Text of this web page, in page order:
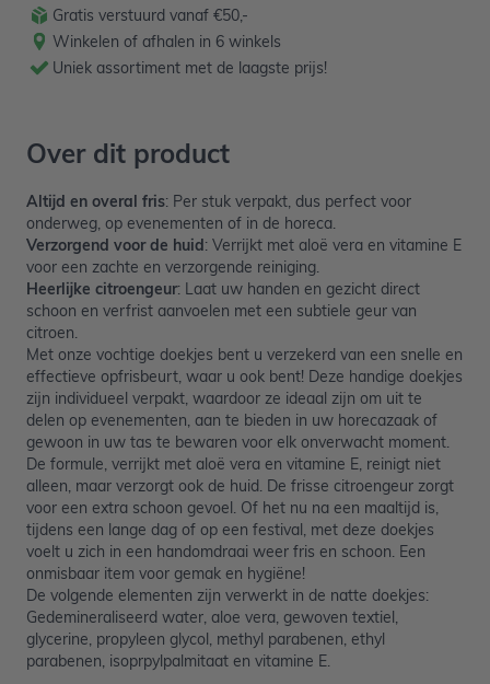
Gratis verstuurd vanaf €50,-
Winkelen of afhalen in 6 winkels
Uniek assortiment met de laagste prijs!
Over dit product
Altijd en overal fris: Per stuk verpakt, dus perfect voor
onderweg, op evenementen of in de horeca.
Verzorgend voor de huid: Verrijkt met aloë vera en vitamine E
voor een zachte en verzorgende reiniging.
Heerlijke citroengeur: Laat uw handen en gezicht direct
schoon en verfrist aanvoelen met een subtiele geur van
citroen.
Met onze vochtige doekjes bent u verzekerd van een snelle en
effectieve opfrisbeurt, waar u ook bent! Deze handige doekjes
zijn individueel verpakt, waardoor ze ideaal zijn om uit te
delen op evenementen, aan te bieden in uw horecazaak of
gewoon in uw tas te bewaren voor elk onverwacht moment.
De formule, verrijkt met aloë vera en vitamine E, reinigt niet
alleen, maar verzorgt ook de huid. De frisse citroengeur zorgt
voor een extra schoon gevoel. Of het nu na een maaltijd is,
tijdens een lange dag of op een festival, met deze doekjes
voelt u zich in een handomdraai weer fris en schoon. Een
onmisbaar item voor gemak en hygiëne!
De volgende elementen zijn verwerkt in de natte doekjes:
Gedemineraliseerd water, aloe vera, gewoven textiel,
glycerine, propyleen glycol, methyl parabenen, ethyl
parabenen, isoprpylpalmitaat en vitamine E.